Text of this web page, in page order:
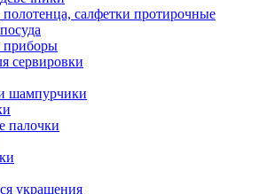
полотенца, салфетки протирочные
приборы
сервировки
шампурчики
палочки
украшения